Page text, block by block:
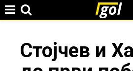
Стојчев и